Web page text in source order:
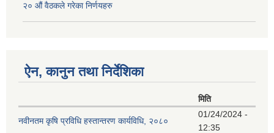
२० औं वैठकले गरेका निर्णयहरु
ऐन, कानुन तथा निर्देशिका
मिति
नवीनतम कृषि प्रविधि हस्तान्तरण कार्यविधि, २०८०
01/24/2024 -
12:35